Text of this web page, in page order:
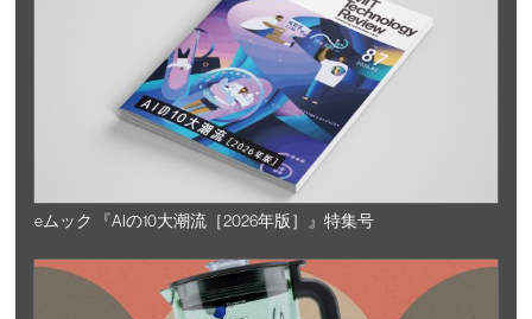
eムック 『AIの10大潮流［2026年版］』特集号